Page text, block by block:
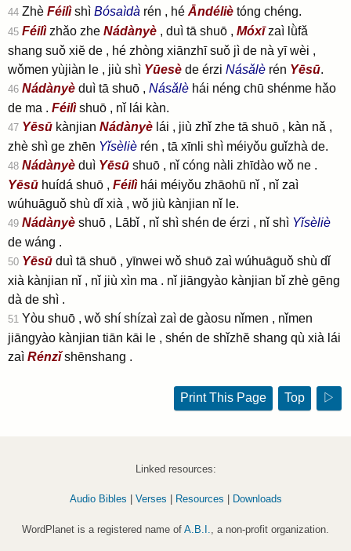
44 Zhè Féilìshì Bósaìdà rén , hé Āndéliè tóng chéng.
45 Féilìzhǎo zhe Nádànyè , duì tā shuō , Móxīzaì lǜfǎ
shang suǒ xiĕ de , hé zhòng xiānzhī suǒ jì de nà yī wèi ,
wǒmen yùjiàn le , jiù shì Yūesè de érzi Násǎlè rén Yēsū.
46 Nádànyè duì tā shuō , Násǎlè hái néng chū shénme hǎo
de ma . Féilìshuō , nǐ lái kàn.
47 Yēsū kànjian Nádànyè lái , jiù zhǐ zhe tā shuō , kàn nǎ ,
zhè shì ge zhēn Yǐsèliè rén , tā xīnli shì méiyǒu guǐzhà de.
48 Nádànyè duì Yēsū shuō , nǐ cóng nàli zhīdào wǒ ne .
Yēsū huídá shuō , Féilìhái méiyǒu zhāohū nǐ , nǐ zaì
wúhuāguǒ shù dǐ xià , wǒ jiù kànjian nǐ le.
49 Nádànyè shuō , Lābǐ , nǐ shì shén de érzi , nǐ shì Yǐsèliè
de wáng .
50 Yēsū duì tā shuō , yīnwei wǒ shuō zaì wúhuāguǒ shù dǐ
xià kànjian nǐ , nǐ jiù xìn ma . nǐ jiāngyào kànjian bǐ zhè gēng
dà de shì .
51 Yòu shuō , wǒ shí shízaì zaì de gàosu nǐmen , nǐmen
jiāngyào kànjian tiān kāi le , shén de shǐzhĕ shang qù xià lái
zaì Rénzǐshēnshang .
Print This Page Top ▷
Linked resources:
Audio Bibles Verses Resources Downloads
WordPlanet is a registered name of A.B.I. , a non-profit organization.